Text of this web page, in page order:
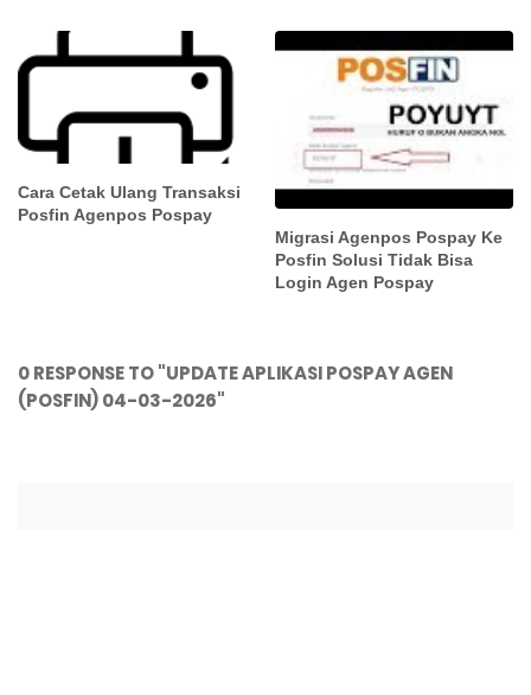
Cara Cetak Ulang Transaksi
Posfin Agenpos Pospay
Migrasi Agenpos Pospay Ke
Posfin Solusi Tidak Bisa
Login Agen Pospay
0 RESPONSE TO "UPDATE APLIKASI POSPAY AGEN
(POSFIN) 04-03-2026"